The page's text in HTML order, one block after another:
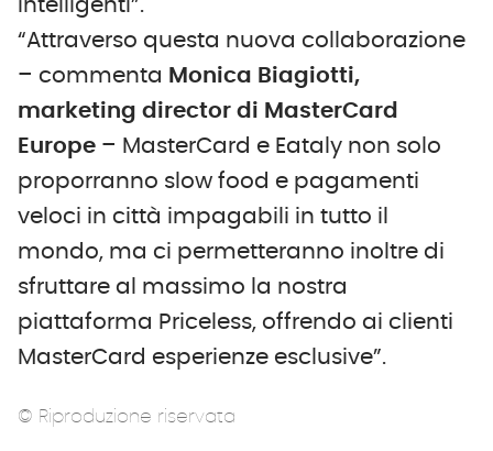
intelligenti”.
“Attraverso questa nuova collaborazione
– commenta Monica Biagiotti,
marketing director di MasterCard
Europe – MasterCard e Eataly non solo
proporranno slow food e pagamenti
veloci in città impagabili in tutto il
mondo, ma ci permetteranno inoltre di
sfruttare al massimo la nostra
piattaforma Priceless, offrendo ai clienti
MasterCard esperienze esclusive”.
© Riproduzione riservata